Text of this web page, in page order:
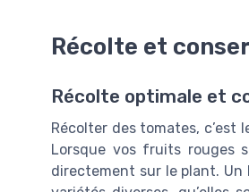
Récolte et
Récolte optimale et
Récolter des tomates,
Lorsque vos fruits rouges
directement sur le plant.